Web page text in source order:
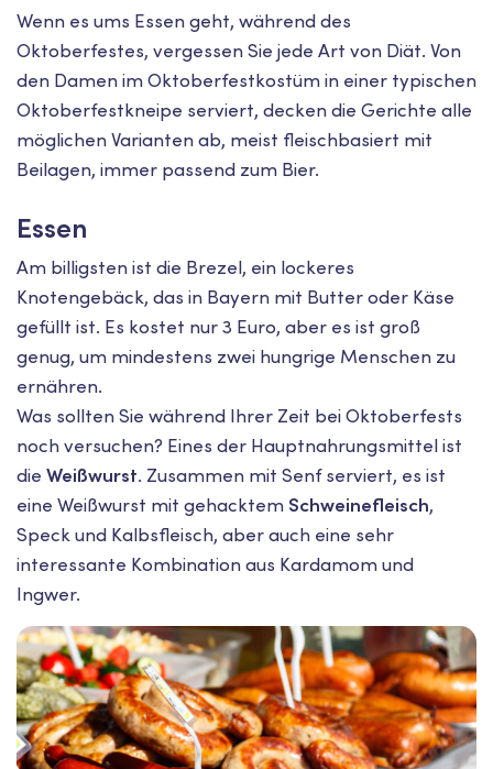
Wenn es ums Essen geht, während des
Oktoberfestes, vergessen Sie jede Art von Diät. Von
den Damen im Oktoberfestkostüm in einer typischen
Oktoberfestkneipe serviert, decken die Gerichte alle
möglichen Varianten ab, meist fleischbasiert mit
Beilagen, immer passend zum Bier.
Essen
Am billigsten ist die Brezel, ein lockeres
Knotengebäck, das in Bayern mit Butter oder Käse
gefüllt ist. Es kostet nur 3 Euro, aber es ist groß
genug, um mindestens zwei hungrige Menschen zu
ernähren.
Was sollten Sie während Ihrer Zeit bei Oktoberfests
noch versuchen? Eines der Hauptnahrungsmittel ist
die Weißwurst. Zusammen mit Senf serviert, es ist
eine Weißwurst mit gehacktem Schweinefleisch,
Speck und Kalbsfleisch, aber auch eine sehr
interessante Kombination aus Kardamom und
Ingwer.